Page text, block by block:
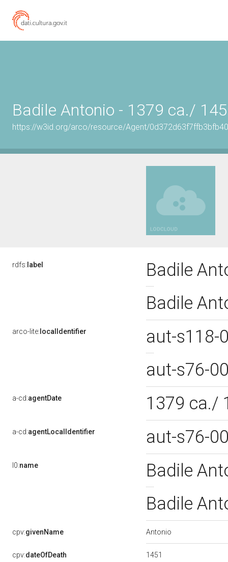
Badile Antonio - 1379 ca./
https://w3id.org/arco/resource/Agent/
rdfs: label
Badile
Badile
arco-lite: localIdentifier
aut-s118-
aut-s76-
a-cd:agentDate 1379 ca./
a-cd:agentLocalIdentifier aut-s76-
l0:name
Badile
Badile
cpv:givenName Antonio
cpv:dateOfDeath 1451